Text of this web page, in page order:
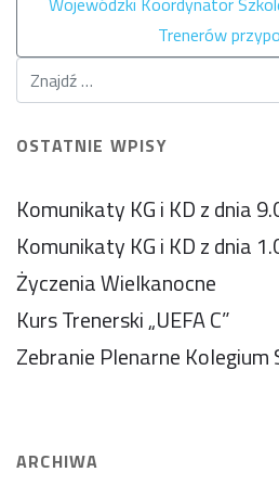
Trenerów
OSTATNIE WPISY
Komunikaty KG i KD z dnia
Komunikaty KG i KD z dnia
Życzenia Wielkanocne
Kurs Trenerski „UEFA C”
Zebranie Plenarne Kolegium
ARCHIWA